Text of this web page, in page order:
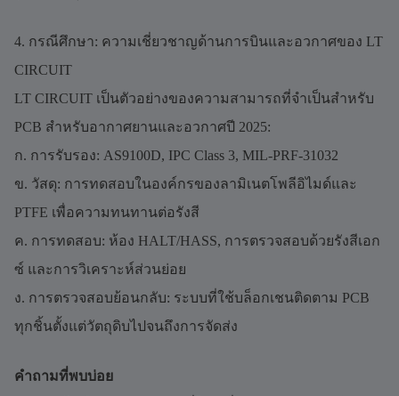
4. กรณีศึกษา: ความเชี่ยวชาญด้านการบินและอวกาศของ LT
CIRCUIT
LT CIRCUIT เป็นตัวอย่างของความสามารถที่จำเป็นสำหรับ
PCB สำหรับอากาศยานและอวกาศปี 2025:
ก. การรับรอง: AS9100D, IPC Class 3, MIL-PRF-31032
ข. วัสดุ: การทดสอบในองค์กรของลามิเนตโพลีอิไมด์และ
PTFE เพื่อความทนทานต่อรังสี
ค. การทดสอบ: ห้อง HALT/HASS, การตรวจสอบด้วยรังสีเอก
ซ์ และการวิเคราะห์ส่วนย่อย
ง. การตรวจสอบย้อนกลับ: ระบบที่ใช้บล็อกเชนติดตาม PCB
ทุกชิ้นตั้งแต่วัตถุดิบไปจนถึงการจัดส่ง
คำถามที่พบบ่อย